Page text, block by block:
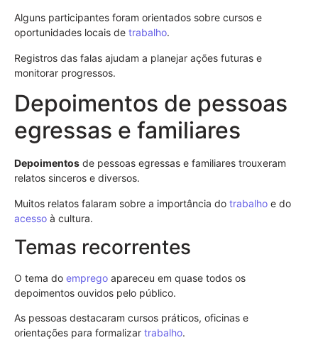
Alguns participantes foram orientados sobre cursos e
oportunidades locais de trabalho.
Registros das falas ajudam a planejar ações futuras e
monitorar progressos.
Depoimentos de pessoas
egressas e familiares
Depoimentos de pessoas egressas e familiares trouxeram
relatos sinceros e diversos.
Muitos relatos falaram sobre a importância do trabalho e do
acesso à cultura.
Temas recorrentes
O tema do emprego apareceu em quase todos os
depoimentos ouvidos pelo público.
As pessoas destacaram cursos práticos, oficinas e
orientações para formalizar trabalho.